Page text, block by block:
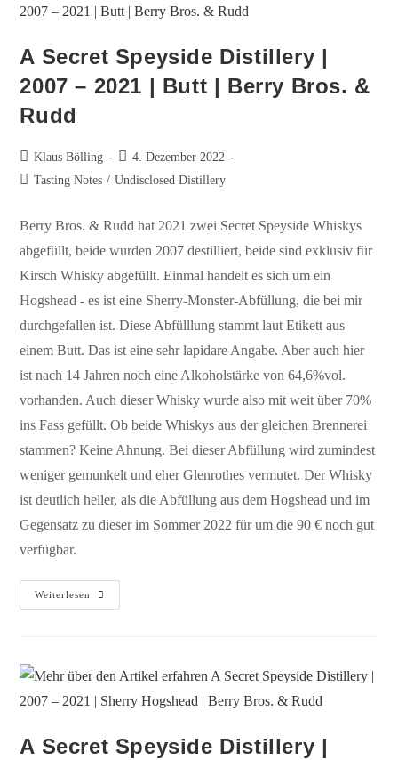
A Secret Speyside Distillery |
2007 – 2021 | Butt | Berry Bros. &
Rudd
Klaus Bölling
4. Dezember 2022
Tasting Notes / Undisclosed Distillery
Berry Bros. & Rudd hat 2021 zwei Secret Speyside Whiskys
abgefüllt, beide wurden 2007 destilliert, beide sind exklusiv für
Kirsch Whisky abgefüllt. Einmal handelt es sich um ein
Hogshead - es ist eine Sherry-Monster-Abfüllung, die bei mir
durchgefallen ist. Diese Abfülllung stammt laut Etikett aus
einem Butt. Das ist eine sehr lapidare Angabe. Aber auch hier
ist nach 14 Jahren noch eine Alkoholstärke von 64,6%vol.
vorhanden. Auch dieser Whisky wurde also mit weit über 70%
ins Fass gefüllt. Ob beide Whiskys aus der gleichen Brennerei
stammen? Keine Ahnung. Bei dieser Abfüllung wird zumindest
weniger gemunkelt und eher Glenrothes vermutet. Der Whisky
ist deutlich heller, als die Abfüllung aus dem Hogshead und im
Gegensatz zu dieser im Sommer 2022 für um die 90 € noch gut
verfügbar.
Weiterlesen
A Secret Speyside Distillery |